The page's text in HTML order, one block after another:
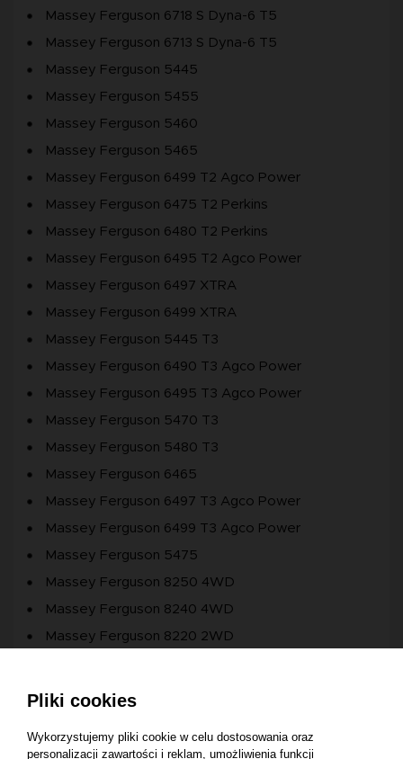
Massey Ferguson 6718 S Dyna-6 T5
Massey Ferguson 6713 S Dyna-6 T5
Massey Ferguson 5445
Massey Ferguson 5455
Massey Ferguson 5460
Massey Ferguson 5465
Massey Ferguson 6499 T2 Agco Power
Massey Ferguson 6475 T2 Perkins
Massey Ferguson 6480 T2 Perkins
Massey Ferguson 6495 T2 Agco Power
Massey Ferguson 6497 XTRA
Massey Ferguson 6499 XTRA
Massey Ferguson 5445 T3
Massey Ferguson 6490 T3 Agco Power
Massey Ferguson 6495 T3 Agco Power
Massey Ferguson 5470 T3
Massey Ferguson 5480 T3
Massey Ferguson 6465
Massey Ferguson 6497 T3 Agco Power
Massey Ferguson 6499 T3 Agco Power
Massey Ferguson 5475
Massey Ferguson 8250 4WD
Massey Ferguson 8240 4WD
Massey Ferguson 8220 2WD
Massey Ferguson 6465 T2 Perkins
Pliki cookies
Wykorzystujemy pliki cookie w celu dostosowania oraz
personalizacji zawartości i reklam, umożliwienia funkcji